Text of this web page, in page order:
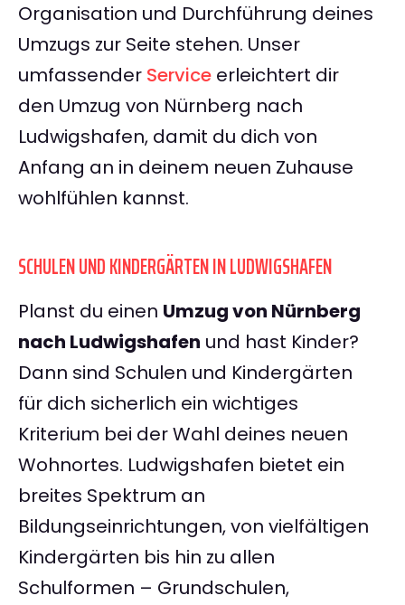
Organisation und Durchführung deines
Umzugs zur Seite stehen. Unser
umfassender Service erleichtert dir
den Umzug von Nürnberg nach
Ludwigshafen, damit du dich von
Anfang an in deinem neuen Zuhause
wohlfühlen kannst.
SCHULEN UND KINDERGÄRTEN IN LUDWIGSHAFEN
Planst du einen Umzug von Nürnberg
nach Ludwigshafen und hast Kinder?
Dann sind Schulen und Kindergärten
für dich sicherlich ein wichtiges
Kriterium bei der Wahl deines neuen
Wohnortes. Ludwigshafen bietet ein
breites Spektrum an
Bildungseinrichtungen, von vielfältigen
Kindergärten bis hin zu allen
Schulformen – Grundschulen,